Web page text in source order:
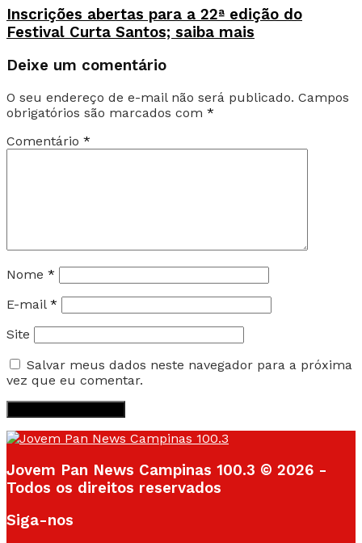
Inscrições abertas para a 22ª edição do
Festival Curta Santos; saiba mais
Deixe um comentário
O seu endereço de e-mail não será publicado. Campos
obrigatórios são marcados com *
Comentário *
Nome *
E-mail *
Site
Salvar meus dados neste navegador para a próxima
vez que eu comentar.
Jovem Pan News Campinas 100.3 © 2026 -
Todos os direitos reservados
Siga-nos